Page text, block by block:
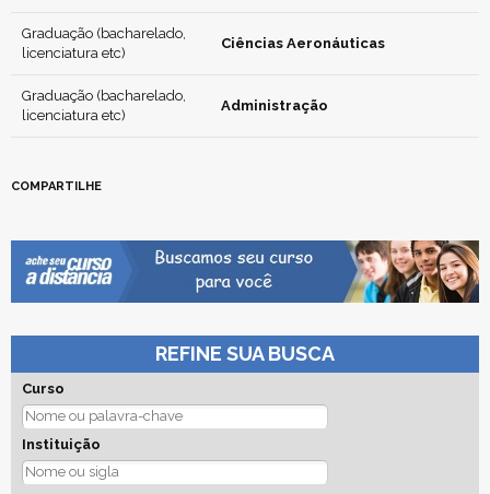
Graduação (bacharelado,
licenciatura etc)
Ciências Aeronáuticas
Graduação (bacharelado,
licenciatura etc)
Administração
COMPARTILHE
REFINE SUA BUSCA
Curso
Instituição